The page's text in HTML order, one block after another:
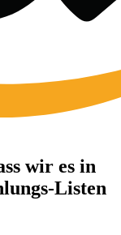
wir es in
Listen